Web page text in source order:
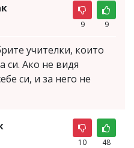
9 9
учителки, които
си. Ако не видя
си, и за него не
10 48